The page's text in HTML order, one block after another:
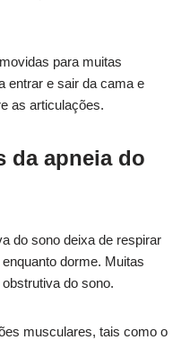
para muitas
entrar e sair da cama e
as articulações.
da apneia do
do sono deixa de respirar
dorme. Muitas
do sono.
musculares, tais como o